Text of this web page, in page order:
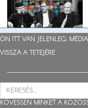
ÖN ITT VAN JELENLEG:
VISSZA A TETEJÉRE
KÖVESSEN MINKET A